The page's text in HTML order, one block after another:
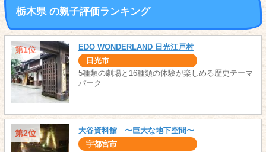
栃木県 の親子評価ランキング
第1位 EDO WONDERLAND 日光江戸村
日光市
5種類の劇場と16種類の体験が楽しめる歴史テーマ
パーク
第2位 大谷資料館 〜巨大な地下空間〜
宇都宮市